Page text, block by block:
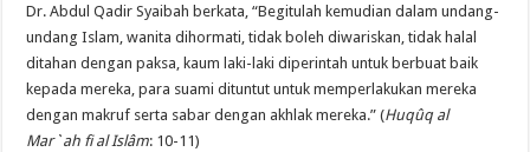
Dr. Abdul Qadir Syaibah berkata, “Begitulah kemudian dalam undang-
undang Islam, wanita dihormati, tidak boleh diwariskan, tidak halal
ditahan dengan paksa, kaum laki-laki diperintah untuk berbuat baik
kepada mereka, para suami dituntut untuk memperlakukan mereka
dengan makruf serta sabar dengan akhlak mereka.” (Huqûq al
Mar`ah fi al Islâm: 10-11)